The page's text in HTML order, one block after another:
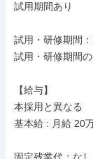
試用期間あり
試用・研修期間：
試用・研修期間
【給与】
本採用と異なる
基本給 : 月給 20